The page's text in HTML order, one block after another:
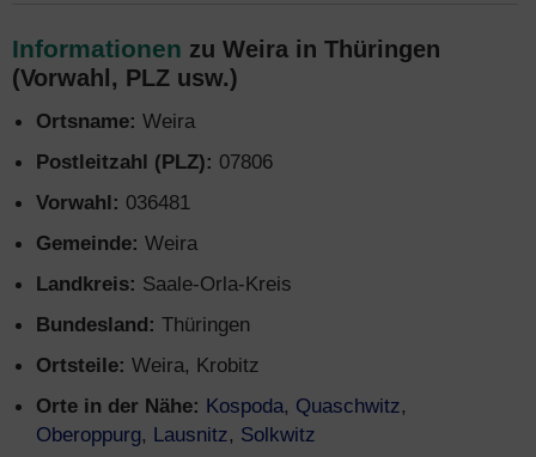
Informationen zu Weira in Thüringen
(Vorwahl, PLZ usw.)
Ortsname: Weira
Postleitzahl (PLZ): 07806
Vorwahl: 036481
Gemeinde: Weira
Landkreis: Saale-Orla-Kreis
Bundesland: Thüringen
Ortsteile: Weira, Krobitz
Orte in der Nähe: Kospoda, Quaschwitz,
Oberoppurg, Lausnitz, Solkwitz